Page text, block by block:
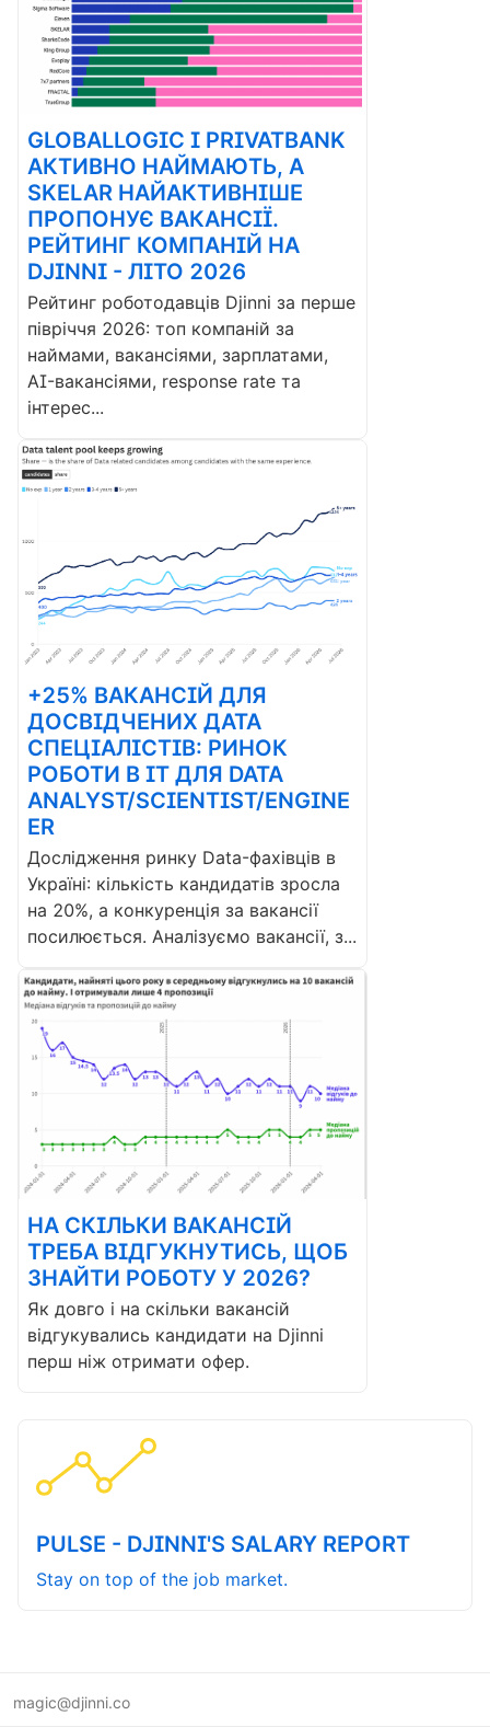
GLOBALLOGIC І PRIVATBANK
АКТИВНО НАЙМАЮТЬ, А
SKELAR НАЙАКТИВНІШЕ
ПРОПОНУЄ ВАКАНСІЇ.
РЕЙТИНГ КОМПАНІЙ НА
DJINNI - ЛІТО 2026
Рейтинг роботодавців Djinni за перше
півріччя 2026: топ компаній за
наймами, вакансіями, зарплатами,
AI-вакансіями, response rate та
інтерес...
+25% ВАКАНСІЙ ДЛЯ
ДОСВІДЧЕНИХ ДАТА
СПЕЦІАЛІСТІВ: РИНОК
РОБОТИ В ІТ ДЛЯ DATA
ANALYST/SCIENTIST/ENGINE
ER
Дослідження ринку Data-фахівців в
Україні: кількість кандидатів зросла
на 20%, а конкуренція за вакансії
посилюється. Аналізуємо вакансії, з...
НА СКІЛЬКИ ВАКАНСІЙ
ТРЕБА ВІДГУКНУТИСЬ, ЩОБ
ЗНАЙТИ РОБОТУ У 2026?
Як довго і на скільки вакансій
відгукувались кандидати на Djinni
перш ніж отримати офер.
PULSE - DJINNI'S SALARY REPORT
Stay on top of the job market.
magic@djinni.co